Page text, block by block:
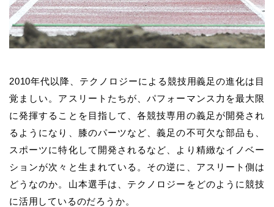
2010年代以降、テクノロジーによる競技用義足の進化は目
覚ましい。アスリートたちが、パフォーマンス力を最大限
に発揮することを目指して、各競技専用の義足が開発され
るようになり、膝のパーツなど、義足の不可欠な部品も、
スポーツに特化して開発されるなど、より精緻なイノベー
ションが次々と生まれている。その逆に、アスリート側は
どうなのか。山本選手は、テクノロジーをどのように競技
に活用しているのだろうか。